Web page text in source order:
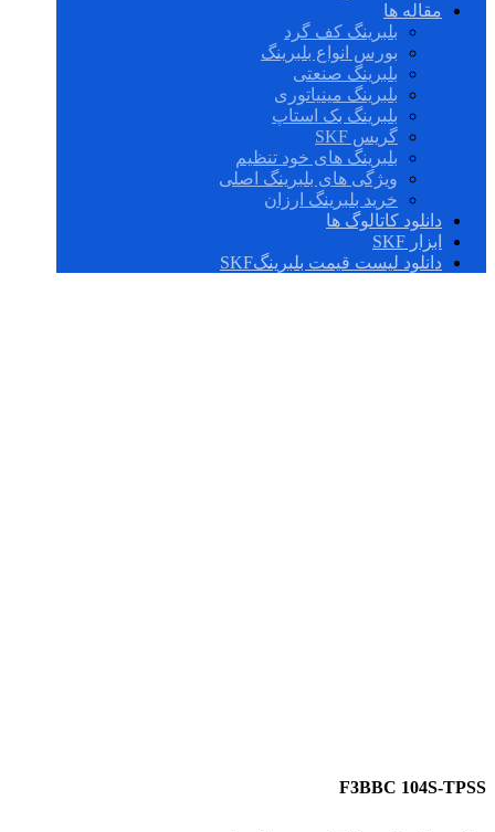
مقاله ها
بلبرینگ کف گرد
بورس انواع بلبرینگ
بلبرینگ صنعتی
بلبرینگ مینیاتوری
بلبرینگ بک استاپ
گریس SKF
بلبرینگ های خود تنظیم
ویژگی های بلبرینگ اصلی
خرید بلبرینگ ارزان
دانلود کاتالوگ ها
ابزار SKF
دانلود لیست قیمت بلبرینگSKF
F3BBC 104S-TPSS